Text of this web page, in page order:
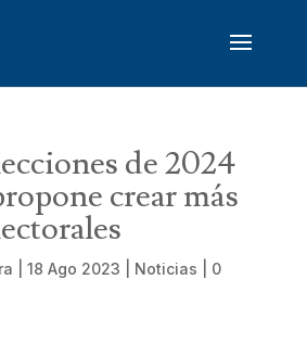
de 2024
crear más
18 Ago 2023 Noticias
0